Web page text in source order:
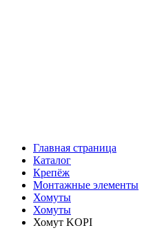
Главная страница
Каталог
Крепёж
Монтажные элементы
Хомуты
Хомуты
Хомут KOPI